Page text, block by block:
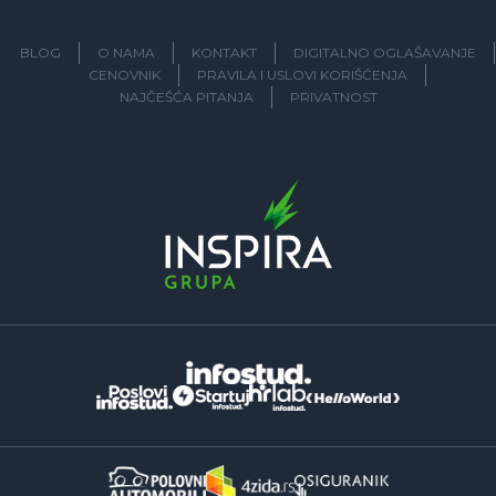
BLOG O NAMA KONTAKT
DIGITALNO OGLAŠAVANJE
CENOVNIK
PRAVILA I USLOVI KORIŠĆENJA
NAJČEŠĆA PITANJA
PRIVATNOST